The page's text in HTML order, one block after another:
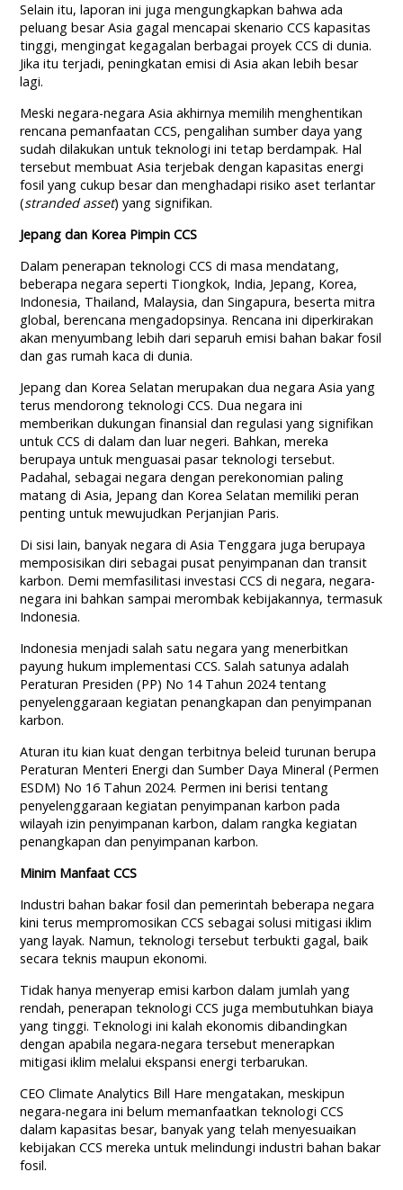
Selain itu, laporan ini juga mengungkapkan bahwa ada
peluang besar Asia gagal mencapai skenario CCS kapasitas
tinggi, mengingat kegagalan berbagai proyek CCS di dunia.
Jika itu terjadi, peningkatan emisi di Asia akan lebih besar
lagi.
Meski negara-negara Asia akhirnya memilih menghentikan
rencana pemanfaatan CCS, pengalihan sumber daya yang
sudah dilakukan untuk teknologi ini tetap berdampak. Hal
tersebut membuat Asia terjebak dengan kapasitas energi
fosil yang cukup besar dan menghadapi risiko aset terlantar
(stranded asset) yang signifikan.
Jepang dan Korea Pimpin CCS
Dalam penerapan teknologi CCS di masa mendatang,
beberapa negara seperti Tiongkok, India, Jepang, Korea,
Indonesia, Thailand, Malaysia, dan Singapura, beserta mitra
global, berencana mengadopsinya. Rencana ini diperkirakan
akan menyumbang lebih dari separuh emisi bahan bakar fosil
dan gas rumah kaca di dunia.
Jepang dan Korea Selatan merupakan dua negara Asia yang
terus mendorong teknologi CCS. Dua negara ini
memberikan dukungan finansial dan regulasi yang signifikan
untuk CCS di dalam dan luar negeri. Bahkan, mereka
berupaya untuk menguasai pasar teknologi tersebut.
Padahal, sebagai negara dengan perekonomian paling
matang di Asia, Jepang dan Korea Selatan memiliki peran
penting untuk mewujudkan Perjanjian Paris.
Di sisi lain, banyak negara di Asia Tenggara juga berupaya
memposisikan diri sebagai pusat penyimpanan dan transit
karbon. Demi memfasilitasi investasi CCS di negara, negara-
negara ini bahkan sampai merombak kebijakannya, termasuk
Indonesia.
Indonesia menjadi salah satu negara yang menerbitkan
payung hukum implementasi CCS. Salah satunya adalah
Peraturan Presiden (PP) No 14 Tahun 2024 tentang
penyelenggaraan kegiatan penangkapan dan penyimpanan
karbon.
Aturan itu kian kuat dengan terbitnya beleid turunan berupa
Peraturan Menteri Energi dan Sumber Daya Mineral (Permen
ESDM) No 16 Tahun 2024. Permen ini berisi tentang
penyelenggaraan kegiatan penyimpanan karbon pada
wilayah izin penyimpanan karbon, dalam rangka kegiatan
penangkapan dan penyimpanan karbon.
Minim Manfaat CCS
Industri bahan bakar fosil dan pemerintah beberapa negara
kini terus mempromosikan CCS sebagai solusi mitigasi iklim
yang layak. Namun, teknologi tersebut terbukti gagal, baik
secara teknis maupun ekonomi.
Tidak hanya menyerap emisi karbon dalam jumlah yang
rendah, penerapan teknologi CCS juga membutuhkan biaya
yang tinggi. Teknologi ini kalah ekonomis dibandingkan
dengan apabila negara-negara tersebut menerapkan
mitigasi iklim melalui ekspansi energi terbarukan.
CEO Climate Analytics Bill Hare mengatakan, meskipun
negara-negara ini belum memanfaatkan teknologi CCS
dalam kapasitas besar, banyak yang telah menyesuaikan
kebijakan CCS mereka untuk melindungi industri bahan bakar
fosil.